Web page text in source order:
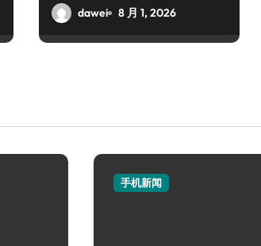
dawei 8 月 1, 2026
手机新闻